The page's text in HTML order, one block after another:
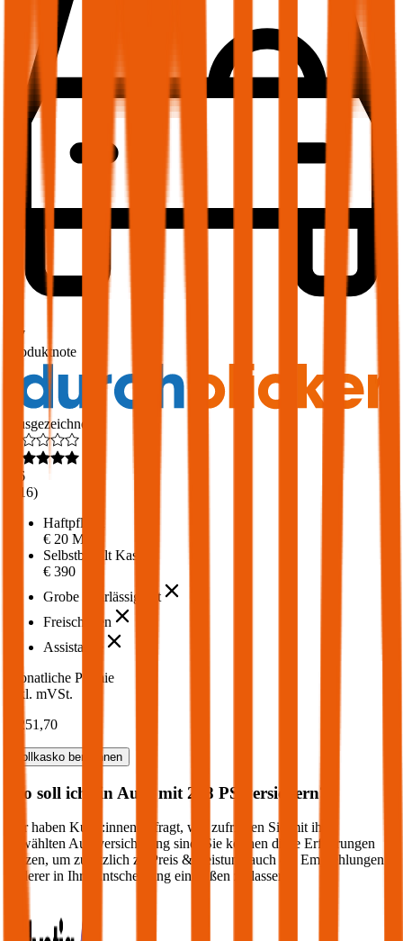
1,7
Produktnote
Ausgezeichnet
4,6
216)
Haftpflicht
€ 20 Mio.
Selbstbehalt Kasko
€ 390
Grobe Fahrlässigkeit
Freischaden
Assistance
Monatliche Prämie
inkl. mVSt.
€ 251,70
Vollkasko berechnen
Wo soll ich ein Auto mit 258 PS versichern?
Wir haben Kund:innen befragt, wie zufrieden Sie mit ihrer
gewählten Autoversicherung sind. Sie können diese Erfahrungen
nutzen, um zusätzlich zu Preis & Leistung auch die Empfehlungen
anderer in Ihre Entscheidung einfließen zu lassen: